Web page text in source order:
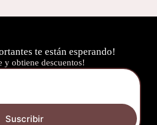
te están esperando!
y obtiene descuentos!
Suscribir